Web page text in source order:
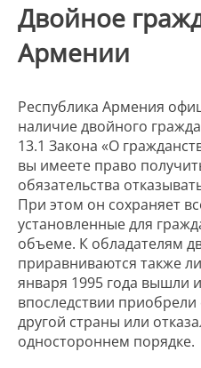
Двойное
Армении
Республика Армения
наличие двойного
13.1 Закона «О
вы имеете право
обязательства
При этом он сохраняет
установленные для
объеме. К обладателям
приравниваются также
января 1995 года вышли
впоследствии приобрели
другой страны или
одностороннем порядке.